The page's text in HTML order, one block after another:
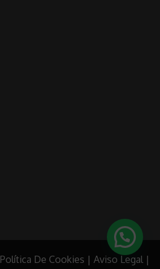
Política De Cookies | Aviso Legal |